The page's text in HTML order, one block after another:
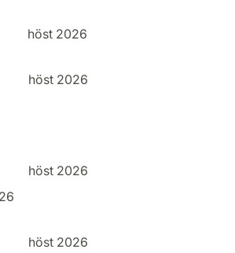
höst 2026
höst 2026
höst 2026
höst 2026